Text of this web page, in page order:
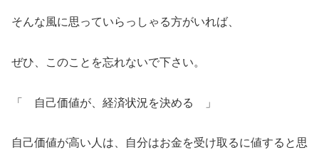
そんな風に思っていらっしゃる方がいれば、
ぜひ、このことを忘れないで下さい。
「 自己価値が、経済状況を決める 」
自己価値が高い人は、自分はお金を受け取るに値すると思